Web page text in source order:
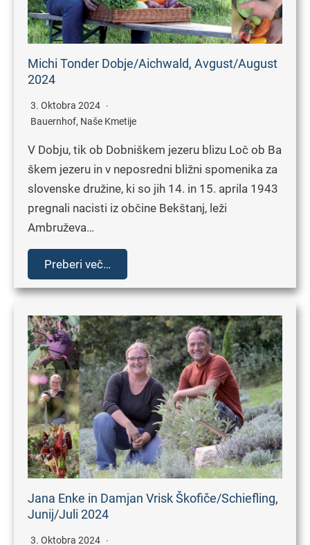
Michi Tonder Dobje/Aichwald, Avgust/August
2024
3. Oktobra 2024
Bauernhof, Naše Kmetije
V Dobju, tik ob Dobniškem jezeru blizu Loč ob Ba
škem jezeru in v neposredni bližni spomenika za
slovenske družine, ki so jih 14. in 15. aprila 1943
pregnali nacisti iz občine Bekštanj, leži
Ambruževa…
Preberi več…
Jana Enke in Damjan Vrisk Škofiče/Schiefling,
Junij/Juli 2024
3. Oktobra 2024